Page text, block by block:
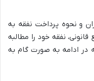
و نحوه پرداخت نفقه به
نفقه خود را مطالبه
در ادامه به صورت گام به